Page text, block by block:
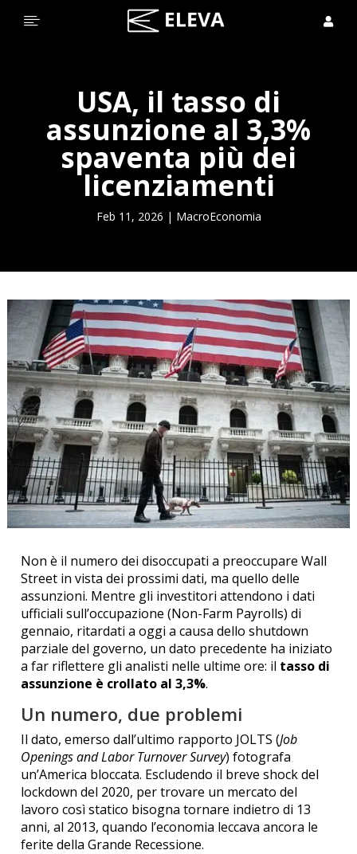
 
USA, il tasso di
assunzione al 3,3%
spaventa più dei
licenziamenti
Feb 11, 2026 | MacroEconomia
Non è il numero dei disoccupati a preoccupare Wall
Street in vista dei prossimi dati, ma quello delle
assunzioni. Mentre gli investitori attendono i dati
ufficiali sull’occupazione (Non-Farm Payrolls) di
gennaio, ritardati a oggi a causa dello shutdown
parziale del governo, un dato precedente ha iniziato
a far riflettere gli analisti nelle ultime ore: il tasso di
assunzione è crollato al 3,3%.
Un numero, due problemi
Il dato, emerso dall’ultimo rapporto JOLTS (Job
Openings and Labor Turnover Survey) fotografa
un’America bloccata. Escludendo il breve shock del
lockdown del 2020, per trovare un mercato del
lavoro così statico bisogna tornare indietro di 13
anni, al 2013, quando l’economia leccava ancora le
ferite della Grande Recessione.